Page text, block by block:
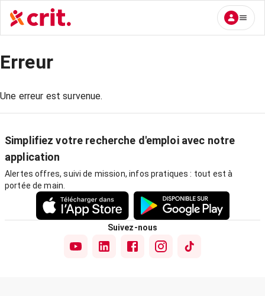
Erreur
Une erreur est survenue.
Simplifiez votre recherche d'emploi avec notre
application
Alertes offres, suivi de mission, infos pratiques : tout est à
portée de main.
Suivez-nous